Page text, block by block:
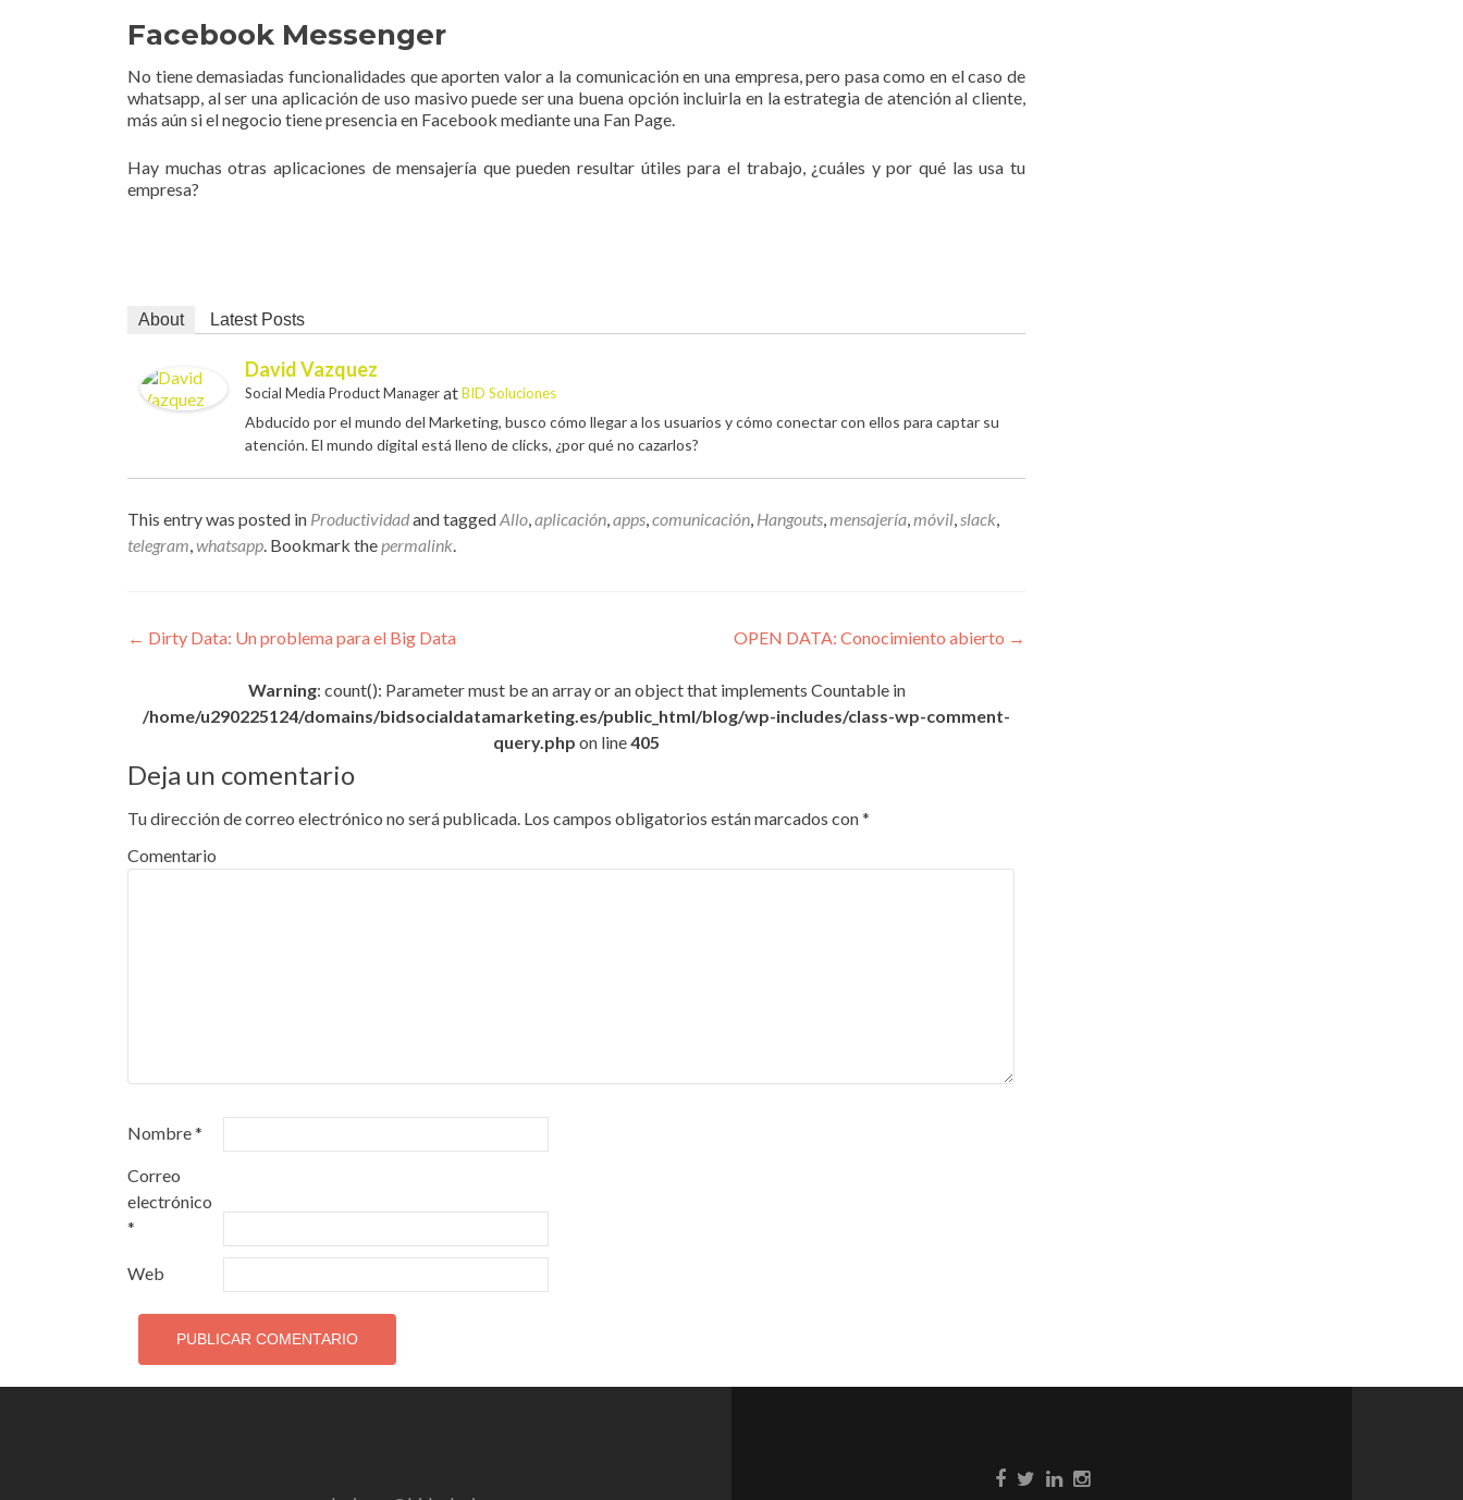
Facebook Messenger
No tiene demasiadas funcionalidades que aporten valor a la comunicación en una empresa, pero pasa como en el caso de
whatsapp, al ser una aplicación de uso masivo puede ser una buena opción incluirla en la estrategia de atención al cliente,
más aún si el negocio tiene presencia en Facebook mediante una Fan Page.
Hay muchas otras aplicaciones de mensajería que pueden resultar útiles para el trabajo, ¿cuáles y por qué las usa tu
empresa?
About Latest Posts
David Vazquez
Social Media Product ManageratBID Soluciones
Abducido por el mundo del Marketing, busco cómo llegar a los usuarios y cómo conectar con ellos para captar su
atención. El mundo digital está lleno de clicks, ¿por qué no cazarlos?
This entry was posted in Productividadand taggedAllo,aplicación,apps,comunicación, Hangouts,mensajería,móvil,slack,
telegram,whatsapp. Bookmark thepermalink.
Navegacion de entrada
← Dirty Data: Un problema para el Big Data OPEN DATA: Conocimiento abierto →
Warning: count(): Parameter must be an array or an object that implements Countable in
/home/u290225124/domains/bidsocialdatamarketing.es/public_html/blog/wp-includes/class-wp-comment-
query.php on line405
Deja un comentario
Tu dirección de correo electrónico no será publicada. Los campos obligatorios están marcados con*
Comentario
Nombre*
Correo
electrónico
*
Web